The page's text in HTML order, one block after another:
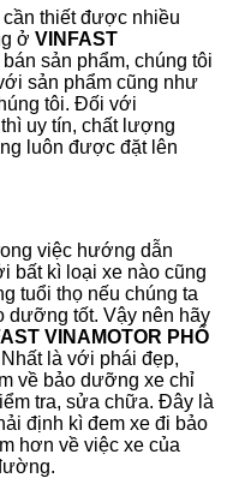
thiết được nhiều
ở VINFAST
sản phẩm, chúng tôi
sản phẩm cũng như
tôi. Đối với
thì uy tín, chất lượng
luôn được đặt lên
việc hướng dẫn
bất kì loại xe nào cũng
tuổi thọ nếu chúng ta
dưỡng tốt. Vậy nên hãy
VINAMOTOR PHỔ
là với phái đẹp,
về bảo dưỡng xe chỉ
tra, sửa chữa. Đây là
định kì đem xe đi bảo
hơn về việc xe của